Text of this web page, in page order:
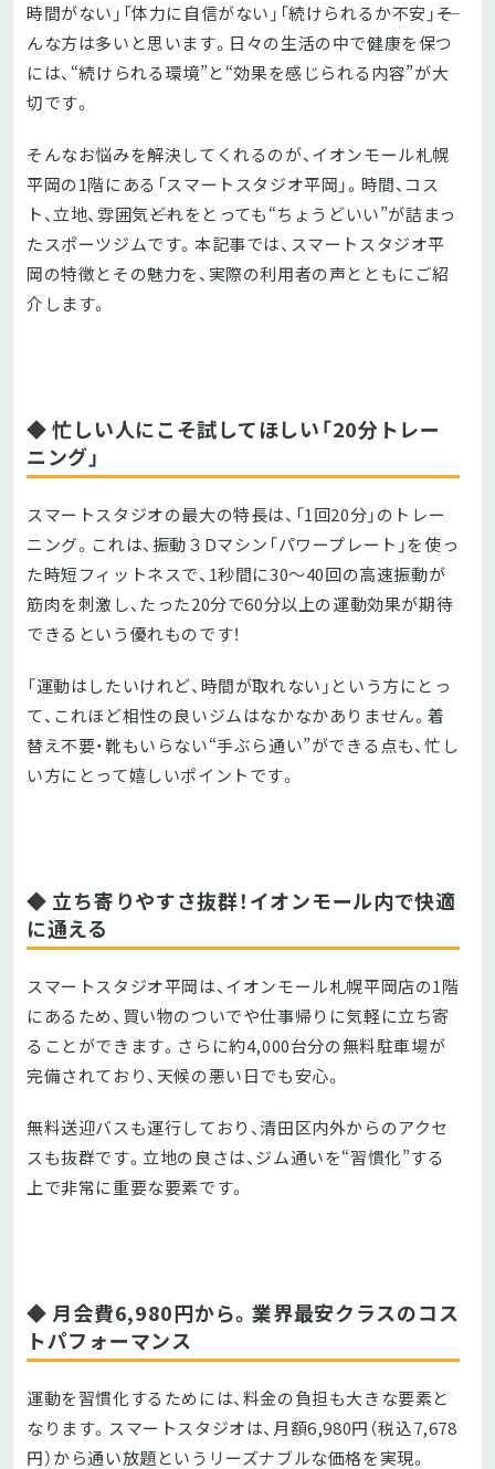
時間がない」「体力に自信がない」「続けられるか不安」――そ
んな方は多いと思います。日々の生活の中で健康を保つ
には、“続けられる環境”と“効果を感じられる内容”が大
切です。
そんなお悩みを解決してくれるのが、イオンモール札幌
平岡の1階にある「スマートスタジオ平岡」。時間、コス
ト、立地、雰囲気――どれをとっても“ちょうどいい”が詰まっ
たスポーツジムです。本記事では、スマートスタジオ平
岡の特徴とその魅力を、実際の利用者の声とともにご紹
介します。
◆ 忙しい人にこそ試してほしい「20分トレー
ニング」
スマートスタジオの最大の特長は、「1回20分」のトレー
ニング。これは、振動３Dマシン「パワープレート」を使っ
た時短フィットネスで、1秒間に30〜40回の高速振動が
筋肉を刺激し、たった20分で60分以上の運動効果が期待
できるという優れものです！
「運動はしたいけれど、時間が取れない」という方にとっ
て、これほど相性の良いジムはなかなかありません。着
替え不要・靴もいらない“手ぶら通い”ができる点も、忙し
い方にとって嬉しいポイントです。
◆ 立ち寄りやすさ抜群！イオンモール内で快適
に通える
スマートスタジオ平岡は、イオンモール札幌平岡店の1階
にあるため、買い物のついでや仕事帰りに気軽に立ち寄
ることができます。さらに約4,000台分の無料駐車場が
完備されており、天候の悪い日でも安心。
無料送迎バスも運行しており、清田区内外からのアクセ
スも抜群です。立地の良さは、ジム通いを“習慣化”する
上で非常に重要な要素です。
◆ 月会費6,980円から。業界最安クラスのコス
トパフォーマンス
運動を習慣化するためには、料金の負担も大きな要素と
なります。スマートスタジオは、月額6,980円（税込7,678
円）から通い放題というリーズナブルな価格を実現。